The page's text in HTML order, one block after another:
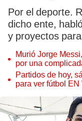
Por el deporte.
dicho ente,
y proyectos
Murió Jorge
por una
Partidos de hoy,
para ver fútbol EN